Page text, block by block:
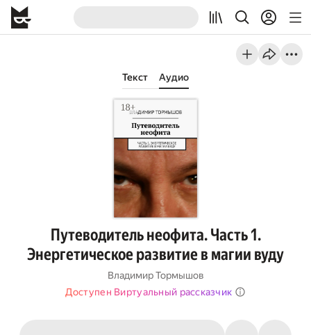
Текст Аудио
Путеводитель неофита. Часть 1.
Энергетическое развитие в магии вуду
Владимир Тормышов
Доступен Виртуальный рассказчик